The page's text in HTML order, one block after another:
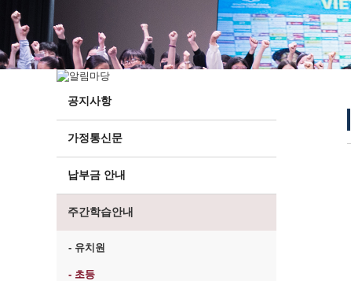
위치/전화
전경사진
공지사항
가정통신문
납부금 안내
주간학습안내
- 유치원
- 초등